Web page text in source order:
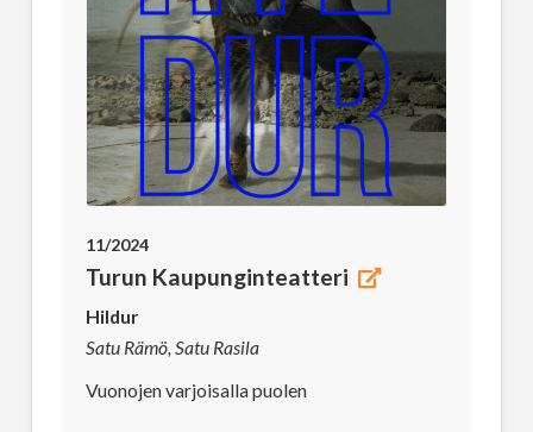
11/2024
Turun Kaupunginteatteri
Hildur
Satu Rämö, Satu Rasila
Vuonojen varjoisalla puolen